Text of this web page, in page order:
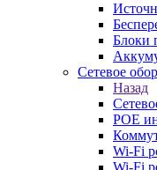
Блоки
Сетевое
Назад
POE
Wi-Fi
Wi-Fi